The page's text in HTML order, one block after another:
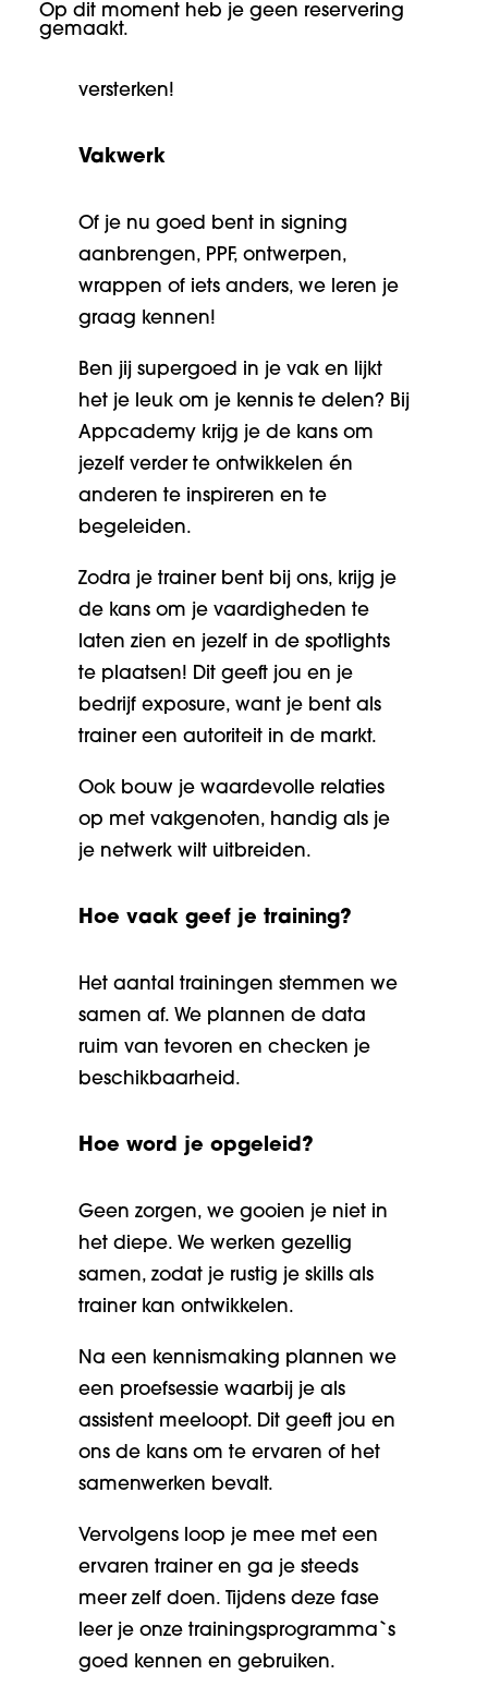
Op dit moment heb je geen reservering
gemaakt.
naar enthousiaste en ervaren
versterken!
Vakwerk
Of je nu goed bent in signing
aanbrengen, PPF, ontwerpen,
wrappen of iets anders, we leren je
graag kennen!
Ben jij supergoed in je vak en lijkt
het je leuk om je kennis te delen? Bij
Appcademy krijg je de kans om
jezelf verder te ontwikkelen én
anderen te inspireren en te
begeleiden.
Zodra je trainer bent bij ons, krijg je
de kans om je vaardigheden te
laten zien en jezelf in de spotlights
te plaatsen! Dit geeft jou en je
bedrijf exposure, want je bent als
trainer een autoriteit in de markt.
Ook bouw je waardevolle relaties
op met vakgenoten, handig als je
je netwerk wilt uitbreiden.
Hoe vaak geef je training?
Het aantal trainingen stemmen we
samen af. We plannen de data
ruim van tevoren en checken je
beschikbaarheid.
Hoe word je opgeleid?
Geen zorgen, we gooien je niet in
het diepe. We werken gezellig
samen, zodat je rustig je skills als
trainer kan ontwikkelen.
Na een kennismaking plannen we
een proefsessie waarbij je als
assistent meeloopt. Dit geeft jou en
ons de kans om te ervaren of het
samenwerken bevalt.
Vervolgens loop je mee met een
ervaren traineren ga je steeds
meer zelf doen. Tijdens deze fase
leer je onze trainingsprogramma`s
goed kennen en gebruiken.